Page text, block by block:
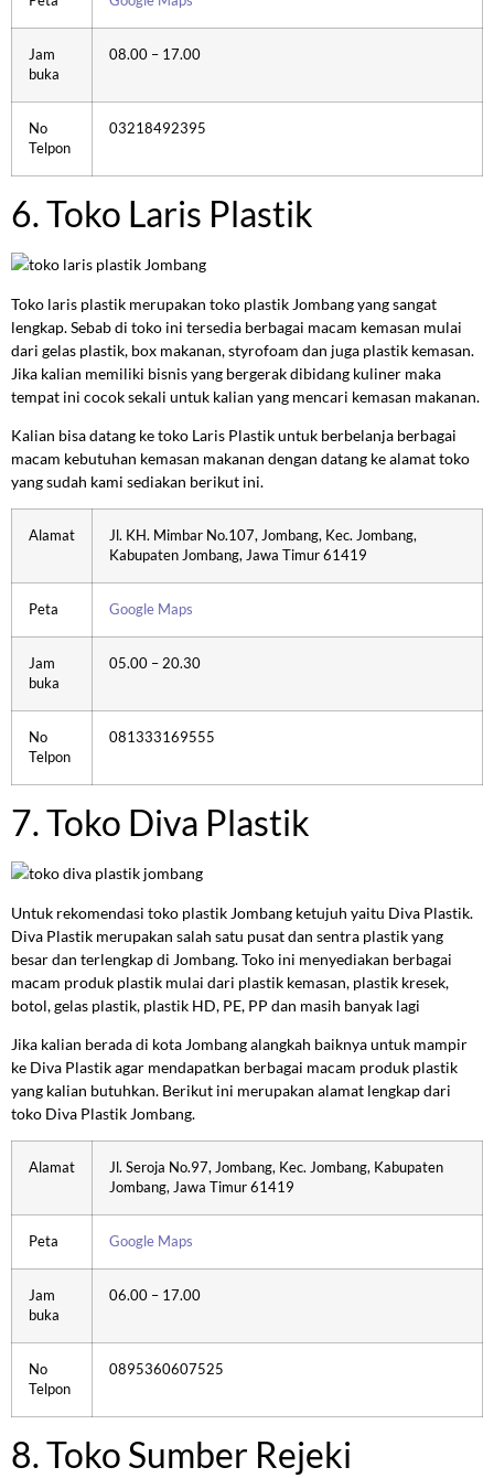
Jam
buka
08.00 – 17.00
No
Telpon
03218492395
6. Toko Laris Plastik
Toko laris plastik merupakan toko plastik Jombang yang sangat
lengkap. Sebab di toko ini tersedia berbagai macam kemasan mulai
dari gelas plastik, box makanan, styrofoam dan juga plastik kemasan.
Jika kalian memiliki bisnis yang bergerak dibidang kuliner maka
tempat ini cocok sekali untuk kalian yang mencari kemasan makanan.
Kalian bisa datang ke toko Laris Plastik untuk berbelanja berbagai
macam kebutuhan kemasan makanan dengan datang ke alamat toko
yang sudah kami sediakan berikut ini.
Alamat
Jl. KH. Mimbar No.107, Jombang, Kec. Jombang,
Kabupaten Jombang, Jawa Timur 61419
Peta Google Maps
Jam
buka
05.00 – 20.30
No
Telpon
081333169555
7. Toko Diva Plastik
Untuk rekomendasi toko plastik Jombang ketujuh yaitu Diva Plastik.
Diva Plastik merupakan salah satu pusat dan sentra plastik yang
besar dan terlengkap di Jombang. Toko ini menyediakan berbagai
macam produk plastik mulai dari plastik kemasan, plastik kresek,
botol, gelas plastik, plastik HD, PE, PP dan masih banyak lagi
Jika kalian berada di kota Jombang alangkah baiknya untuk mampir
ke Diva Plastik agar mendapatkan berbagai macam produk plastik
yang kalian butuhkan. Berikut ini merupakan alamat lengkap dari
toko Diva Plastik Jombang.
Alamat
Jl. Seroja No.97, Jombang, Kec. Jombang, Kabupaten
Jombang, Jawa Timur 61419
Peta Google Maps
Jam
buka
06.00 – 17.00
No
Telpon
0895360607525
8. Toko Sumber Rejeki